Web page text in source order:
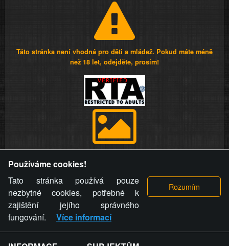
Táto stránka není vhodná pro děti a mládež. Pokud máte méně
než 18 let, odejděte, prosím!
videa a komentáře. Osoba, které se toto opatření provozovatele
stránky týče, ani osoba, která umístila fotografii nebo video na
stránku, nemůže z důvodu odstranění fotografie, videa nebo
komentáře pro výše uvedenou okolnost uplatnit vůči
provozovateli stránky žádný nárok na náhradu škody nebo
nemajetkové újmy.
Používáme cookies!
Tato stránka používá pouze
nezbytné cookies, potřebné k
zajištění jejího správného
fungování.
Více informací